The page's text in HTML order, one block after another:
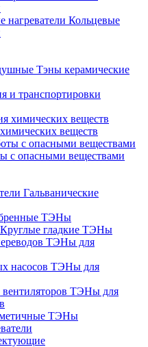
Кольцевые
Тэны керамические
и транспортировки
веществ
с опасными веществами
Гальванические
ТЭНы
Круглые гладкие ТЭНы
ТЭНы для
ТЭНы для
ТЭНы для
ТЭНы